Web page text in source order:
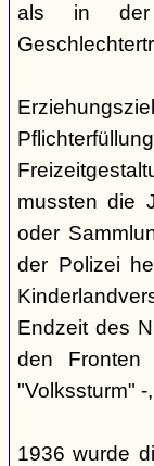
als in der
mussten die
oder
der Polizei
Endzeit des
den Fronten
"Volkssturm"
1936 wurde